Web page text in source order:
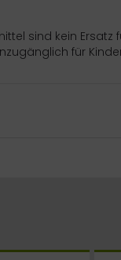
sind kein
für